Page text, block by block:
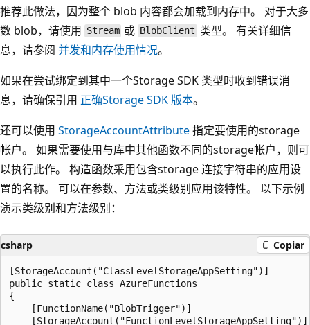
推荐此做法，因为整个 blob 内容都会加载到内存中。 对于大多
数 blob，请使用 Stream 或 BlobClient 类型。 有关详细信
息，请参阅 并发和内存使用情况。
如果在尝试绑定到其中一个Storage SDK 类型时收到错误消
息，请确保引用 正确Storage SDK 版本。
还可以使用 StorageAccountAttribute指定要使用的storage
帐户。 如果需要使用与库中其他函数不同的storage帐户，则可
以执行此作。 构造函数采用包含storage 连接字符串的应用设
置的名称。 可以在参数、方法或类级别应用该特性。 以下示例
演示类级别和方法级别：
csharp Copiar
[StorageAccount("ClassLevelStorageAppSetting")]
public static class AzureFunctions
{
    [FunctionName("BlobTrigger")]
    [StorageAccount("FunctionLevelStorageAppSetting")]